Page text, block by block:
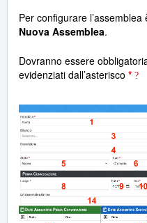
Per configurare
Nuova Assemblea.
Dovranno essere
evidenziati dall’asterisco * ?